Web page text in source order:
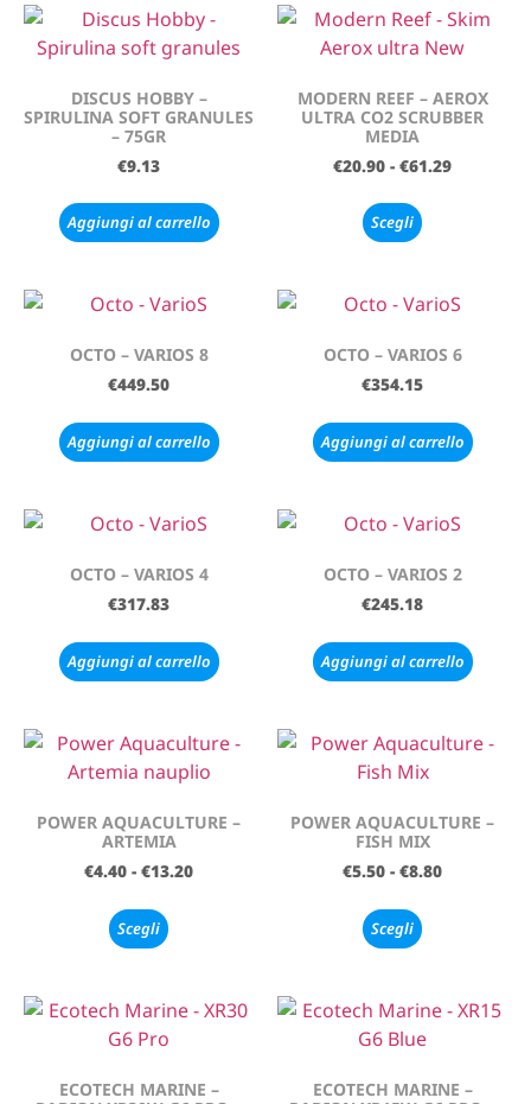
DISCUS HOBBY –
SPIRULINA SOFT GRANULES
– 75GR
€9.13
Aggiungi al carrello
MODERN REEF – AEROX
ULTRA CO2 SCRUBBER
MEDIA
€20.90 - €61.29
Scegli
OCTO – VARIOS 8
€449.50
Aggiungi al carrello
OCTO – VARIOS 6
€354.15
Aggiungi al carrello
OCTO – VARIOS 4
€317.83
Aggiungi al carrello
OCTO – VARIOS 2
€245.18
Aggiungi al carrello
POWER AQUACULTURE –
ARTEMIA
€4.40 - €13.20
Scegli
POWER AQUACULTURE –
FISH MIX
€5.50 - €8.80
Scegli
ECOTECH MARINE –
ECOTECH MARINE –